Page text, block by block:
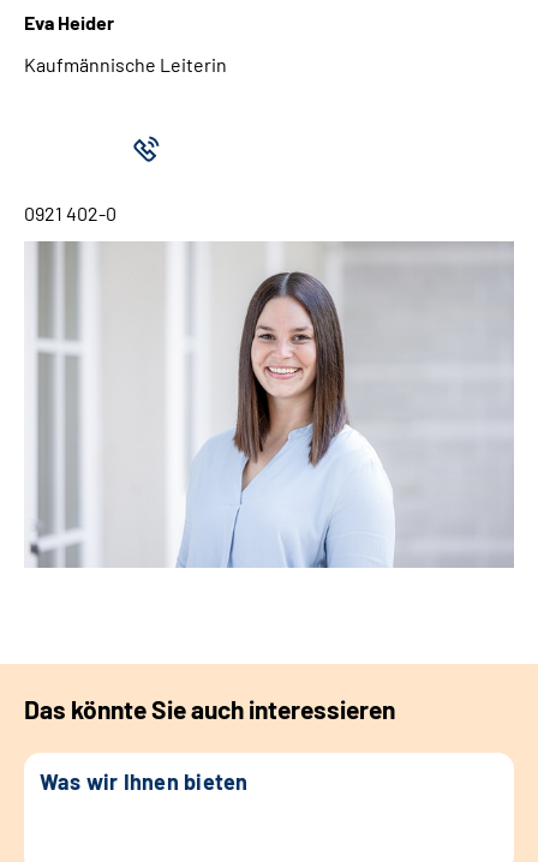
Eva Heider
Kaufmännische Leiterin
0921 402-0
Das könnte Sie auch interessieren
Was wir Ihnen bieten